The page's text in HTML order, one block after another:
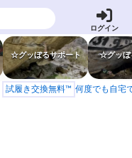
ログイン
☆グッぼるサポート ☆グッぼ
試履き交換無料™ 何度でも自宅